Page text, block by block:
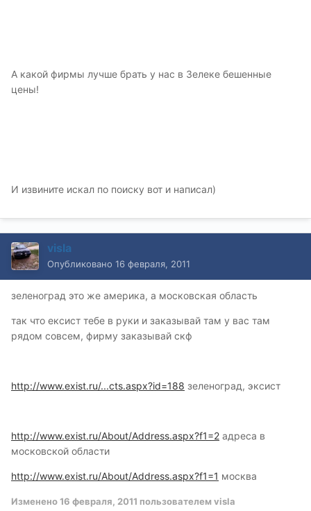
А какой фирмы лучше брать у нас в Зелеке бешенные
цены!
И извините искал по поиску вот и написал)
visla
Опубликовано 16 февраля, 2011
зеленоград это же америка, а московская область
так что ексист тебе в руки и заказывай там у вас там
рядом совсем, фирму заказывай скф
http://www.exist.ru/...cts.aspx?id=188 зеленоград, эксист
http://www.exist.ru/About/Address.aspx?f1=2 адреса в
московской области
http://www.exist.ru/About/Address.aspx?f1=1 москва
Изменено16 февраля, 2011 пользователем visla